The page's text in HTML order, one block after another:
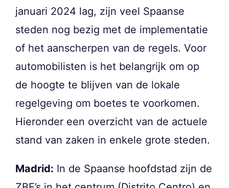
januari 2024 lag, zijn veel Spaanse
steden nog bezig met de implementatie
of het aanscherpen van de regels. Voor
automobilisten is het belangrijk om op
de hoogte te blijven van de lokale
regelgeving om boetes te voorkomen.
Hieronder een overzicht van de actuele
stand van zaken in enkele grote steden.
Madrid: In de Spaanse hoofdstad zijn de